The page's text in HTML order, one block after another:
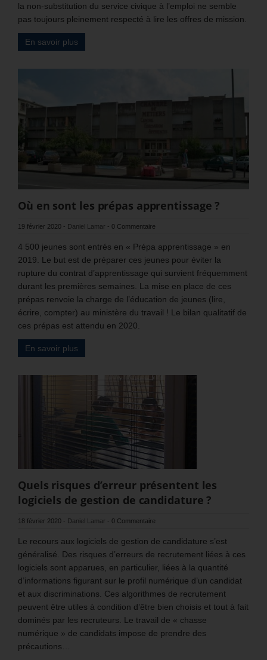
la non-substitution du service civique à l’emploi ne semble
pas toujours pleinement respecté à lire les offres de mission.
En savoir plus
Où en sont les prépas apprentissage ?
19 février 2020 - Daniel Lamar - 0 Commentaire
4 500 jeunes sont entrés en « Prépa apprentissage » en
2019. Le but est de préparer ces jeunes pour éviter la
rupture du contrat d’apprentissage qui survient fréquemment
durant les premières semaines. La mise en place de ces
prépas renvoie la charge de l’éducation de jeunes (lire,
écrire, compter) au ministère du travail ! Le bilan qualitatif de
ces prépas est attendu en 2020.
En savoir plus
Quels risques d’erreur présentent les
logiciels de gestion de candidature ?
18 février 2020 - Daniel Lamar - 0 Commentaire
Le recours aux logiciels de gestion de candidature s’est
généralisé. Des risques d’erreurs de recrutement liées à ces
logiciels sont apparues, en particulier, liées à la quantité
d’informations figurant sur le profil numérique d’un candidat
et aux discriminations. Ces algorithmes de recrutement
peuvent être utiles à condition d’être bien choisis et tout à fait
dominés par les recruteurs. Le travail de « chasse
numérique » de candidats impose de prendre des
précautions…